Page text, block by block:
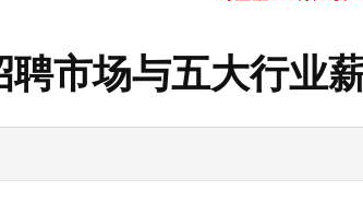
市场与五大行业